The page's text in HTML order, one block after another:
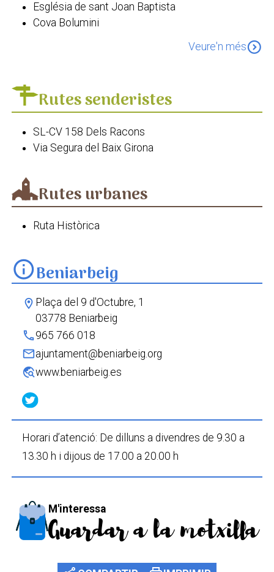
Església de sant Joan Baptista
Cova Bolumini
Veure'n mésexpand_circle_down
Rutes senderistes
SL-CV 158 Dels Racons
Via Segura del Baix Girona
Rutes urbanes
Ruta Històrica
infoBeniarbeig
location_on Plaça del 9 d'Octubre, 1
03778 Beniarbeig
phone965 766 018
mailajuntament@beniarbeig.org
travel_explorewww.beniarbeig.es
Horari d’atenció: De dilluns a divendres de 9.30 a
13.30 h i dijous de 17.00 a 20.00 h
M'interessa
Guardar a la motxilla